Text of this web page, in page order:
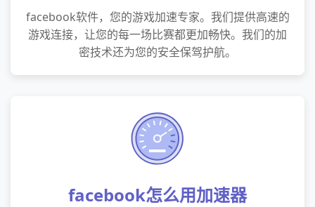
facebook软件，您的游戏加速专家。我们提供高速的
游戏连接，让您的每一场比赛都更加畅快。我们的加
密技术还为您的安全保驾护航。
facebook怎么用加速器